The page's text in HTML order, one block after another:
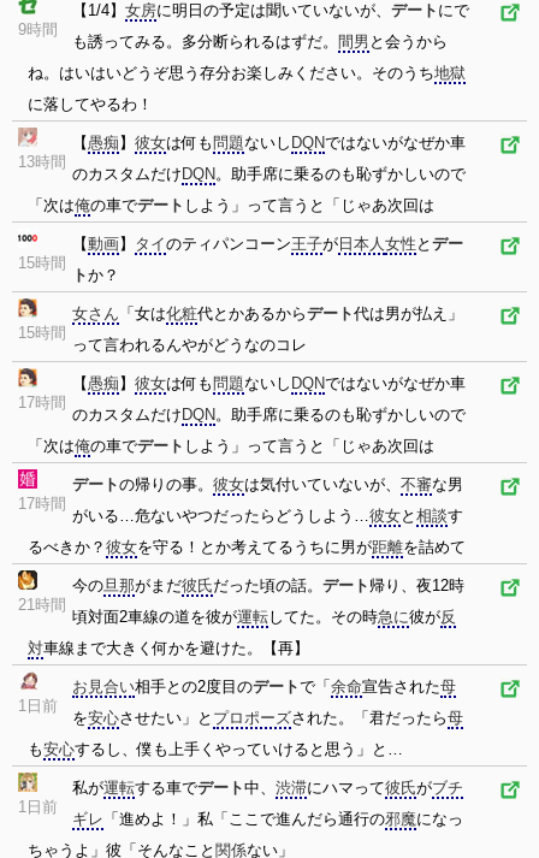
9時間
【1/4】 女房に明日の予定は聞いていないが、 デート にで
も誘ってみる。多分断られるはずだ。 間男 と会うから
ね。はいはいどうぞ思う存分お楽しみください。そのうち地獄
に落してやるわ！
13時間
【愚痴 】 彼女は何も 問題ないし DQNではないがなぜか車
のカスタムだけ DQN。助手席に乗るのも恥ずかしいので
「次は俺の車でデート しよう」って言うと「じゃあ次回は
15時間
【動画】 タイのティパンコーン王子が 日本人女性 と デー
トか？
15時間
女さん 「女は化粧代とかあるからデート代は男が払え」
って言われるんやがどうなのコレ
17時間
【愚痴 】 彼女は何も 問題ないし DQNではないがなぜか車
のカスタムだけ DQN。助手席に乗るのも恥ずかしいので
「次は俺の車でデート しよう」って言うと「じゃあ次回は
17時間
デートの帰りの事。 彼女は気付いていないが、 不審な男
がいる…危ないやつだったらどうしよう…彼女と 相談す
るべきか？ 彼女を守る！とか考えてるうちに男が距離を詰めて
21時間
今の旦那がまだ彼氏だった頃の話。 デート 帰り、夜12時
頃対面2車線の道を彼が運転してた。その時急に彼が反
対車線まで大きく何かを避けた。【再】
1日前
お見合い相手との2度目のデートで「 余命宣告された母
を安心させたい」と プロポーズされた。「君だったら母
も安心するし、僕も上手くやっていけると思う」と…
1日前
私が運転する車でデート中、 渋滞にハマって彼氏がブチ
ギレ 「進めよ！」私「ここで進んだら通行の邪魔になっ
ちゃうよ」彼「そんなこと 関係ない」